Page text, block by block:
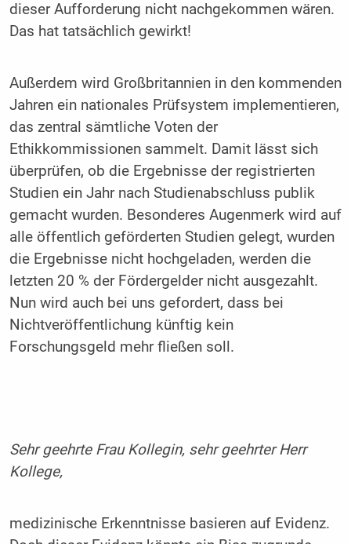
dieser Aufforderung nicht nachgekommen wären.
Das hat tatsächlich gewirkt!
Außerdem wird Großbritannien in den kommenden
Jahren ein nationales Prüfsystem implementieren,
das zentral sämtliche Voten der
Ethikkommissionen sammelt. Damit lässt sich
überprüfen, ob die Ergebnisse der registrierten
Studien ein Jahr nach Studienabschluss publik
gemacht wurden. Besonderes Augenmerk wird auf
alle öffentlich geförderten Studien gelegt, wurden
die Ergebnisse nicht hochgeladen, werden die
letzten 20 % der Fördergelder nicht ausgezahlt.
Nun wird auch bei uns gefordert, dass bei
Nichtveröffentlichung künftig kein
Forschungsgeld mehr fließen soll.
Sehr geehrte Frau Kollegin, sehr geehrter Herr
Kollege,
medizinische Erkenntnisse basieren auf Evidenz.